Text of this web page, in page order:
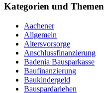
Kategorien und Themen
Aachener
Allgemein
Altersvorsorge
Anschlussfinanzierung
Badenia Bausparkasse
Baufinanzierung
Baukindergeld
Bauspardarlehen